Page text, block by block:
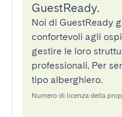
GuestReady.
Noi di GuestReady
confortevoli agli
gestire le loro
professionali. Per
tipo alberghiero.
Numero di licenza della